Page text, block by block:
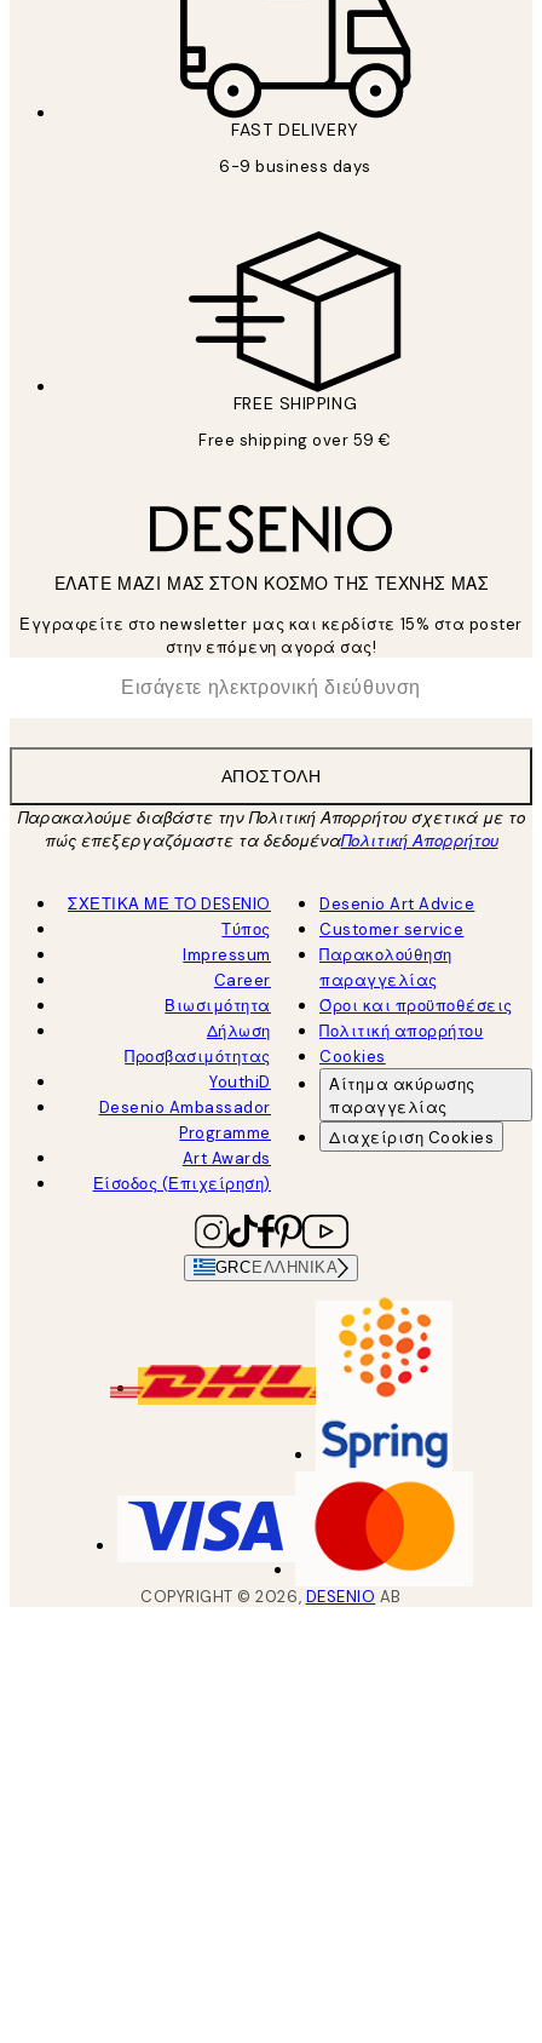
FAST DELIVERY
6-9 business days
FREE SHIPPING
Free shipping over 59 €
ΕΛΑΤΕ ΜΑΖΙ ΜΑΣ ΣΤΟΝ ΚΟΣΜΟ ΤΗΣ ΤΕΧΝΗΣ ΜΑΣ
Εγγραφείτε στο newsletter μας και κερδίστε 15% στα poster
στην επόμενη αγορά σας!
Ηλεκτρονική Διεύθυνση
ΑΠΟΣΤΟΛΉ
Παρακαλούμε διαβάστε την Πολιτική Απορρήτου σχετικά με το
πώς επεξεργαζόμαστε τα δεδομέναΠολιτική Απορρήτου
ΣΧΕΤΙΚΑ ΜΕ ΤΟ DESENIO
Τύπος
Impressum
Career
Βιωσιμότητα
Δήλωση
Προσβασιμότητας
YouthiD
Desenio Ambassador
Programme
Art Awards
Είσοδος (Επιχείρηση)
Desenio Art Advice
Customer service
Παρακολούθηση
παραγγελίας
Όροι και προϋποθέσεις
Πολιτική απορρήτου
Cookies
Αίτημα ακύρωσης
παραγγελίας
Διαχείριση Cookies
GRC ΕΛΛΗΝΙΚΆ
COPYRIGHT ©2026, DESENIO AB